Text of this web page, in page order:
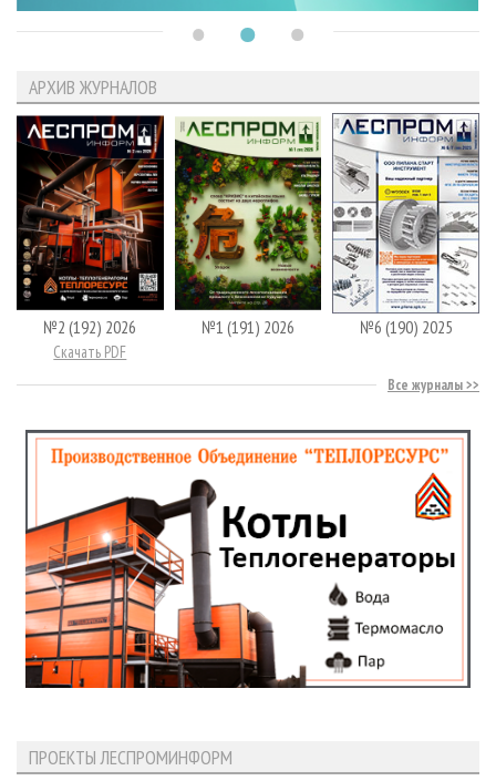
АРХИВ ЖУРНАЛОВ
№2 (192) 2026
Скачать PDF
№1 (191) 2026 №6 (190) 2025
Все журналы
ПРОЕКТЫ ЛЕСПРОМИНФОРМ